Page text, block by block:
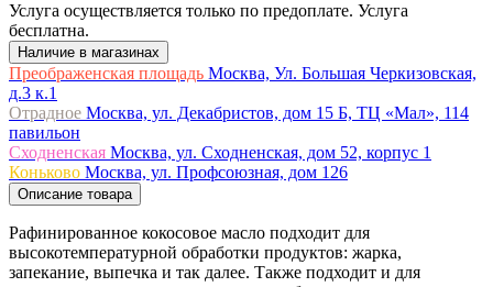
Услуга осуществляется только по предоплате. Услуга
бесплатна.
Наличие в магазинах
Преображенская площадь Москва, Ул. Большая Черкизовская,
д.3 к.1
Отрадное Москва, ул. Декабристов, дом 15 Б, ТЦ «Мал», 114
павильон
Сходненская Москва, ул. Сходненская, дом 52, корпус 1
Коньково Москва, ул. Профсоюзная, дом 126
Описание товара
Рафинированное кокосовое масло подходит для
высокотемпературной обработки продуктов: жарка,
запекание, выпечка и так далее. Также подходит и для